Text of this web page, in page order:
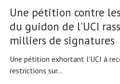
Une pétition contre
du guidon de l'UCI
milliers de signatures
Une pétition exhortant l'UCI à
restrictions sur...